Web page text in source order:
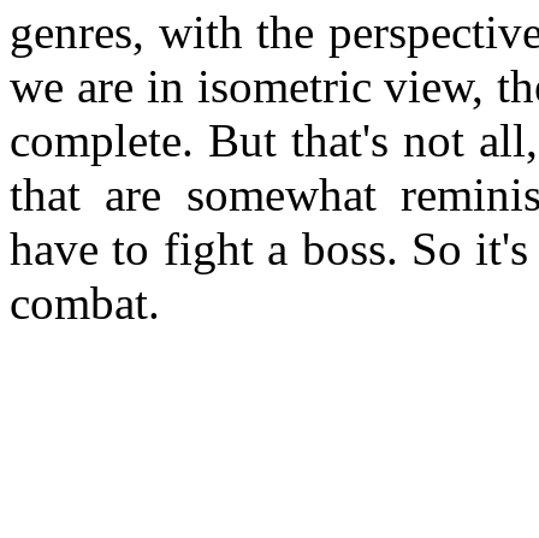
genres, with the
we are in isometric view,
complete. But that's not
that are somewhat
have to fight a boss. So
combat.